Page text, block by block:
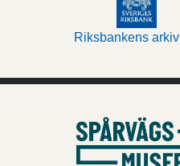
Riksbankens arkiv